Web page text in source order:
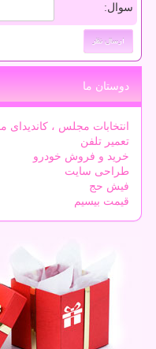
سوال:
دوستان ما
انتخابات مجلس ،
تعمیر تلفن
خرید و فروش خودرو
طراحی سایت
فیش حج
قیمت بیسیم